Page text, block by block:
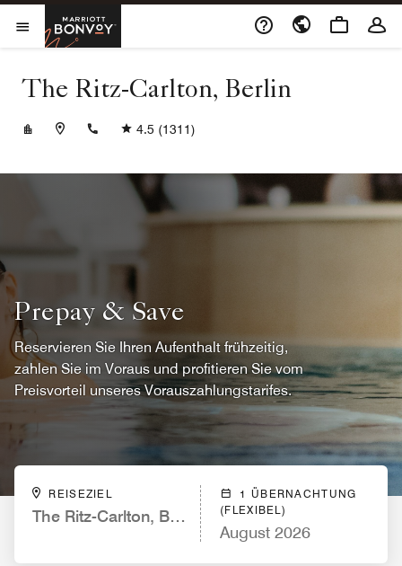
Skip to Content
Menu öffnen
Marriott Bonvoy
The Ritz-Carlton, Berlin
+4930337777
4.5 (1311)
Prepay & Save
Reservieren Sie Ihren Aufenthalt frühzeitig,
zahlen Sie im Voraus und profitieren Sie vom
Preisvorteil unseres Vorauszahlungstarifes.
REISEZIEL
The Ritz-Carlton, Berlin
1 ÜBERNACHTUNG
(FLEXIBEL)
August 2026